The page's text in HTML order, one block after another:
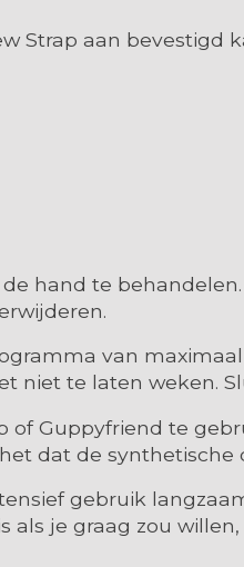
Strap aan bevestigd
hand te
van
niet te laten weken.
of Guppyfriend te
dat de
gebruik
als je graag zou